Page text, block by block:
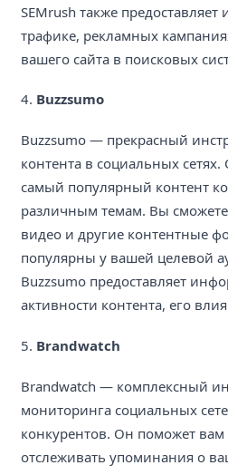
SEMrush также
трафике, рекламных
вашего сайта в поисковых
4. Buzzsumo
Buzzsumo — прекрасный
контента в социальных
самый популярный контент
различным темам. Вы сможете
видео и другие контентные
популярны у вашей целевой
Buzzsumo предоставляет
активности контента, его
5. Brandwatch
Brandwatch — комплексный
мониторинга социальных
конкурентов. Он поможет
отслеживать упоминания о